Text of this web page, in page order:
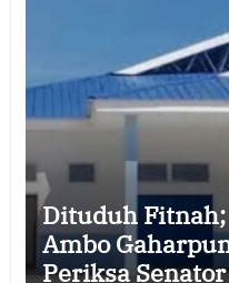
Dituduh
Ambo
Periksa